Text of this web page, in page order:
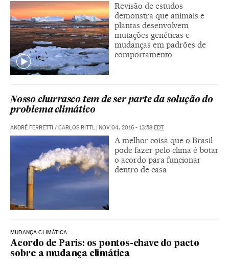
Revisão de estudos
demonstra que animais e
plantas desenvolvem
mutações genéticas e
mudanças em padrões de
comportamento
Nosso churrasco tem de ser parte da solução do
problema climático
ANDRÉ FERRETTI / CARLOS RITTL | NOV 04, 2016 - 13:58 EDT
A melhor coisa que o Brasil
pode fazer pelo clima é botar
o acordo para funcionar
dentro de casa
MUDANÇA CLIMÁTICA
Acordo de Paris: os pontos-chave do pacto
sobre a mudança climática